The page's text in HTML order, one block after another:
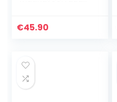
-koraalpoeder &
€45.90